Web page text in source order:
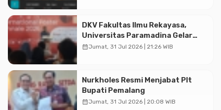
DKV Fakultas Ilmu Rekayasa,
Universitas Paramadina Gelar
Diskusi Desain
calendar_monthJumat, 31 Jul 2026 | 21:26 WIB
Nurkholes Resmi Menjabat Plt
Bupati Pemalang
calendar_monthJumat, 31 Jul 2026 | 20:08 WIB